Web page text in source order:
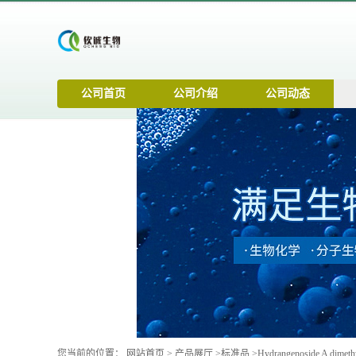
公司首页 公司介绍 公司动态
您当前的位置： 网站首页 > 产品展厅 >标准品 >Hydrangenoside A